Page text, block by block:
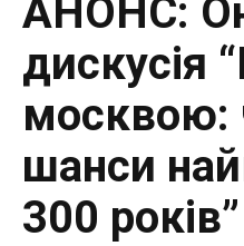
АНОНС:
дискусія
москвою:
шанси
300 років”